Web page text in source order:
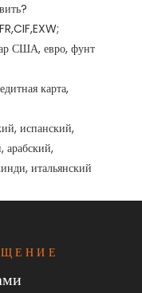
США, евро, фунт
карта,
испанский,
арабский,